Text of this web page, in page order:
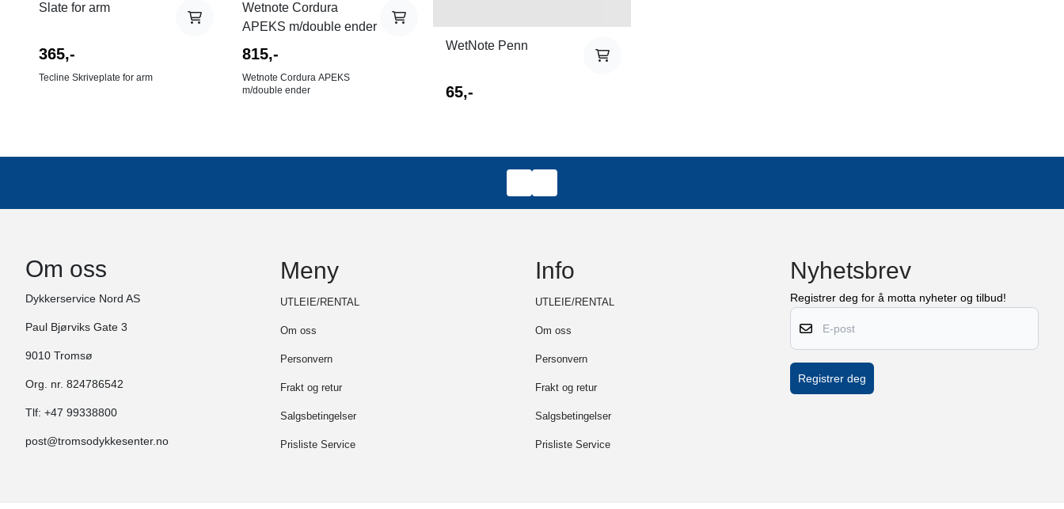
Slate for arm
365,-
Tecline Skriveplate for arm
Wetnote Cordura
APEKS m/double ender
815,-
Wetnote Cordura APEKS
m/double ender
WetNote Penn
65,-
Om oss
Dykkerservice Nord AS
Paul Bjørviks Gate 3
9010 Tromsø
Org. nr. 824786542
Tlf: +47 99338800
post@tromsodykkesenter.no
Meny
UTLEIE/RENTAL
Om oss
Personvern
Frakt og retur
Salgsbetingelser
Prisliste Service
Info
UTLEIE/RENTAL
Om oss
Personvern
Frakt og retur
Salgsbetingelser
Prisliste Service
Nyhetsbrev
Registrer deg for å motta nyheter og tilbud!
E-post
Registrer deg